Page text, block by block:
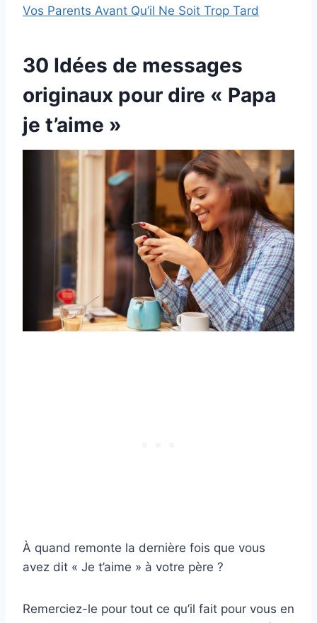
Vos Parents Avant Qu’il Ne Soit Trop Tard
30 Idées de messages
originaux pour dire « Papa
je t’aime »
À quand remonte la dernière fois que vous
avez dit « Je t’aime » à votre père ?
Remerciez-le pour tout ce qu’il fait pour vous en